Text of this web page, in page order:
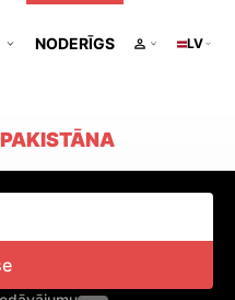
NODERĪGS LV